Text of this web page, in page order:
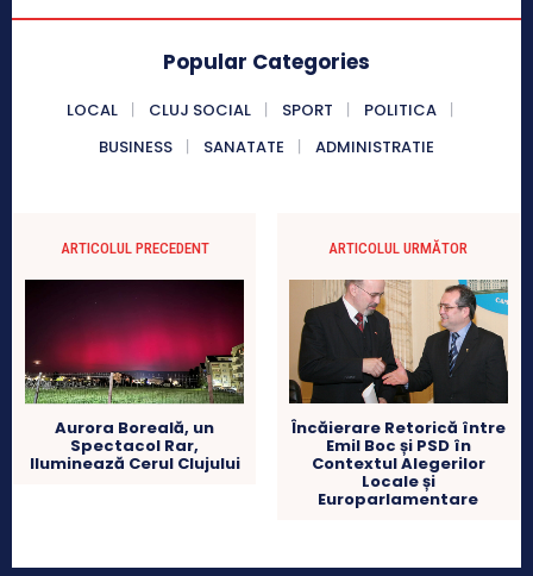
Popular Categories
LOCAL CLUJ SOCIAL SPORT
POLITICA
BUSINESS
SANATATE ADMINISTRATIE
ARTICOLUL PRECEDENT
Aurora Boreală, un
Spectacol Rar,
Iluminează Cerul Clujului
ARTICOLUL URMĂTOR
Încăierare Retorică între
Emil Boc și PSD în
Contextul Alegerilor
Locale și
Europarlamentare